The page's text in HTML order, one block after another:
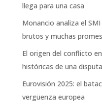
llega para una casa
Monancio analiza el
brutos y muchas
El origen del conflicto
históricas de una
Eurovisión 2025: el
vergüenza europea